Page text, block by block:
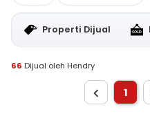
Properti Dijual
66 Dijual oleh Hendry
1